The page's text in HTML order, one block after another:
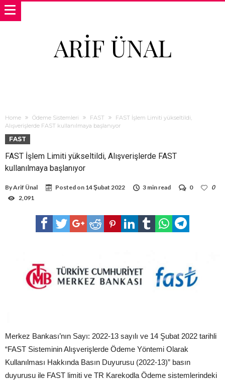
ARIF ÜNAL
Home Ödeme Sistemleri FAST
FAST İşlem Limiti yükseltildi,
Alışverişlerde FAST kullanılmaya başlanıyor
FAST
FAST İşlem Limiti yükseltildi, Alışverişlerde FAST
kullanılmaya başlanıyor
ByArif Ünal Posted on 14 Şubat 2022 3 min read 0
0
2,091
Merkez Bankası’nın Sayı: 2022-13 sayılı ve 14 Şubat 2022 tarihli
“FAST Sisteminin Alışverişlerde Ödeme Yöntemi Olarak
Kullanılması Hakkında Basın Duyurusu (2022-13)” basın
duyurusu ile FAST limiti ve TR Karekodla Ödeme sistemlerindeki